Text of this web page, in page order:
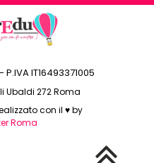
- P.IVA IT16493371005
Ubaldi 272 Roma
con il ♥ by
Roma